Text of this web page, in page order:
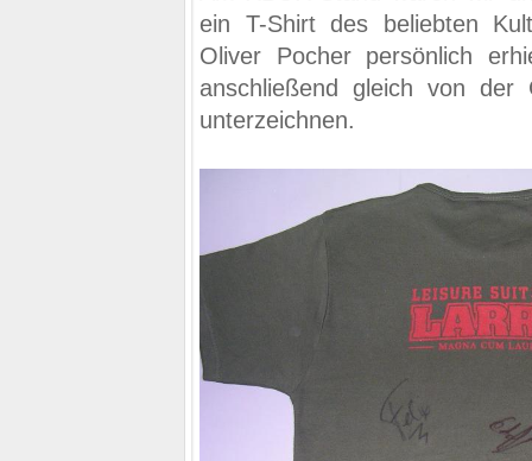
ein T-Shirt des beliebten
Oliver Pocher persönlich
anschließend gleich von der
unterzeichnen.